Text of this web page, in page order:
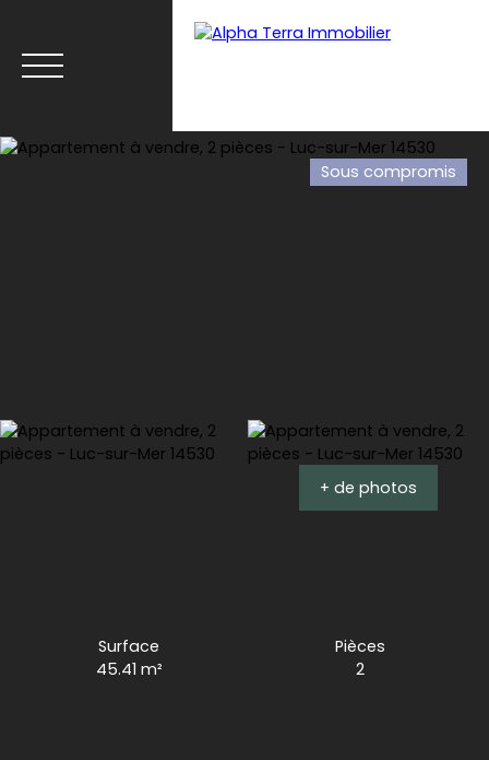
Espace client Estimation
Sous compromis
+ de photos
Surface
45.41 m²
Pièces
2